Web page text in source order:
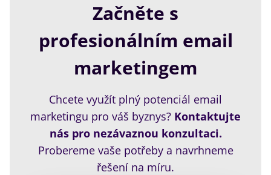
Začněte s
profesionálním email
marketingem
Chcete využít plný potenciál email
marketingu pro váš byznys? Kontaktujte
nás pro nezávaznou konzultaci.
Probereme vaše potřeby a navrhneme
řešení na míru.